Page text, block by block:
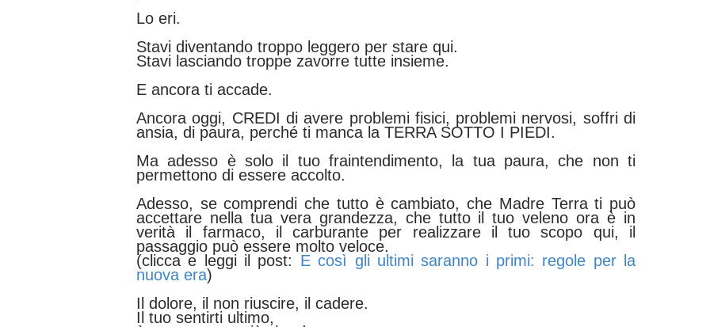
Lo eri.
Stavi diventando troppo leggero per stare qui.
Stavi lasciando troppe zavorre tutte insieme.
E ancora ti accade.
Ancora oggi, CREDI di avere problemi fisici, problemi nervosi, soffri di
ansia, di paura, perché ti manca la TERRA SOTTO I PIEDI.
Ma adesso è solo il tuo fraintendimento, la tua paura, che non ti
permettono di essere accolto.
Adesso, se comprendi che tutto è cambiato, che Madre Terra ti può
accettare nella tua vera grandezza, che tutto il tuo veleno ora è in
verità il farmaco, il carburante per realizzare il tuo scopo qui, il
passaggio può essere molto veloce.
(clicca e leggi il post: E così gli ultimi saranno i primi: regole per la
nuova era)
Il dolore, il non riuscire, il cadere.
Il tuo sentirti ultimo,